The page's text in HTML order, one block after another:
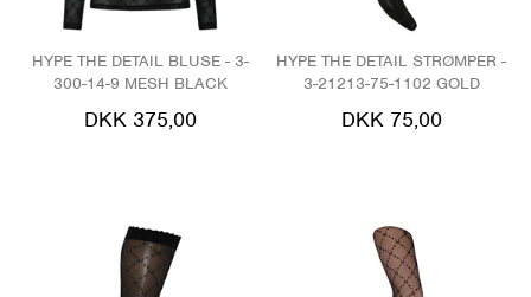
HYPE THE DETAIL BLUSE - 3-
300-14-9 MESH BLACK
DKK 375,00
HYPE THE DETAIL STRØMPER -
3-21213-75-1102 GOLD
DKK 75,00